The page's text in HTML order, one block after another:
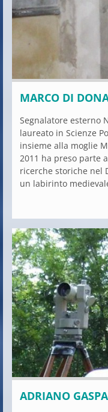
MARCO DI
Segnalatore esterno
laureato in Scienze
insieme alla moglie
2011 ha preso parte
ricerche storiche nel
un labirinto
ADRIANO